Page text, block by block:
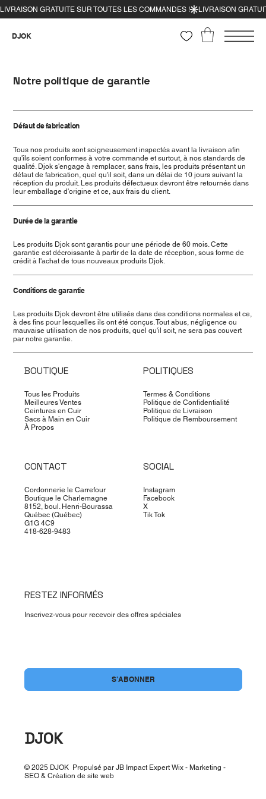
DJOK
Notre politique de garantie
Défaut de fabrication
Tous nos produits sont soigneusement inspectés avant la livraison afin
qu'ils soient conformes à votre commande et surtout, à nos standards de
qualité. Djok s'engage à remplacer, sans frais, les produits présentant un
défaut de fabrication, quel qu'il soit, dans un délai de 10 jours suivant la
réception du produit. Les produits défectueux devront être retournés dans
leur emballage d'origine et ce, aux frais du client.
Durée de la garantie
Les produits Djok sont garantis pour une période de 60 mois. Cette
garantie est décroissante à partir de la date de réception, sous forme de
crédit à l'achat de tous nouveaux produits Djok.
Conditions de garantie
Les produits Djok devront être utilisés dans des conditions normales et ce,
à des fins pour lesquelles ils ont été conçus. Tout abus, négligence ou
mauvaise utilisation de nos produits, quel qu'il soit, ne sera pas couvert
par notre garantie.
BOUTIQUE
Tous les Produits
Meilleures Ventes
Ceintures en Cuir
Sacs à Main en Cuir
À Propos
POLITIQUES
Termes & Conditions
Politique de Confidentialité
Politique de Livraison
Politique de Remboursement
CONTACT
Cordonnerie le Carrefour
Boutique le Charlemagne
8152, boul. Henri-Bourassa
Québec (Québec)
G1G 4C9
418-628-9483
SOCIAL
Instagram
Facebook
X
Tik Tok
RESTEZ INFORMÉS
Inscrivez-vous pour recevoir des offres spéciales
S'ABONNER
DJOK
© 2025 DJOK Propulsé par JB Impact Expert Wix - Marketing -
SEO & Création de site web